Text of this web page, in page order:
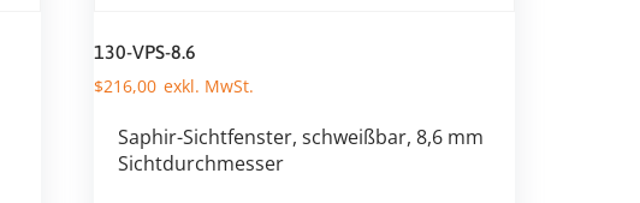
130-VPS-8.6
$216,00
Saphir-Sichtfenster, schweißbar, 8,6 mm
Sichtdurchmesser